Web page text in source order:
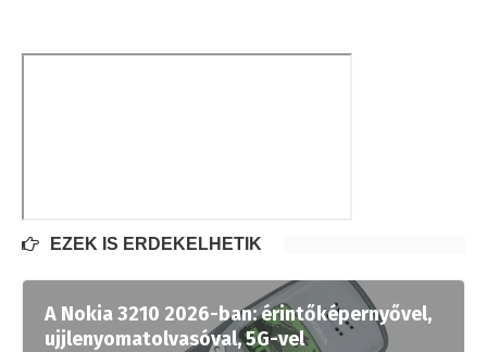
EZEK IS ÉRDEKELHETIK
A Nokia 3210 2026-ban: érintőképernyővel,
ujjlenyomatolvasóval, 5G-vel